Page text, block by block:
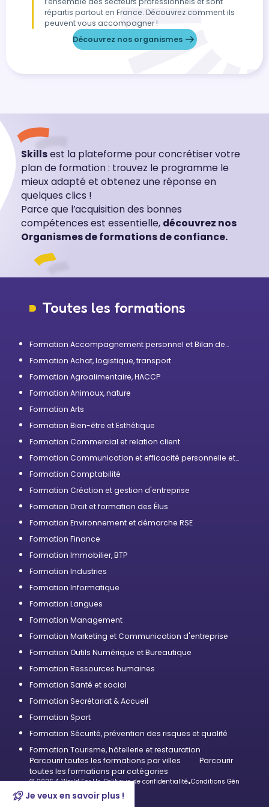
répartis partout en France. Découvrez comment ils
peuvent vous accompagner !
Découvrez nos organismes
Je veux en savoir plus !
Skillsest la plateforme pour concrétiser votre
plan de formation : trouvez le programme le
mieux adapté et obtenez une réponse en
quelques clics !
Parce que l’acquisition des bonnes
compétences est essentielle, découvrez nos
Organismes de formations de confiance.
Toutes les formations
Formation Accompagnement personnel et Bilan de
Formation Achat, logistique, transport
Formation Agroalimentaire, HACCP
Formation Animaux, nature
Formation Arts
Formation Bien-être et Esthétique
Formation Commercial et relation client
Formation Communication et efficacité personnelle et
Formation Comptabilité
Formation Création et gestion d'entreprise
Formation Droit et formation des Élus
Formation Environnement et démarche RSE
Formation Finance
Formation Immobilier, BTP
Formation Industries
Formation Informatique
Formation Langues
Formation Management
Formation Marketing et Communication d'entreprise
Formation Outils Numérique et Bureautique
Formation Ressources humaines
Formation Santé et social
Formation Secrétariat & Accueil
Formation Sport
Formation Sécurité, prévention des risques et qualité
Formation Tourisme, hôtellerie et restauration
Parcourir toutes les formations par villes
Parcourir
toutes les formations par catégories
© 2026 A World For Us•Politique de confidentialité•Conditions Générales